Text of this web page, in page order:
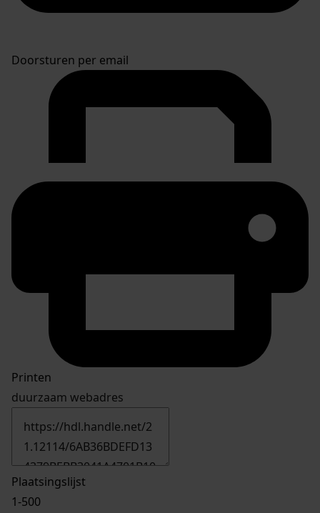
Doorsturen per email
Printen
duurzaam webadres
Plaatsingslijst
1-500